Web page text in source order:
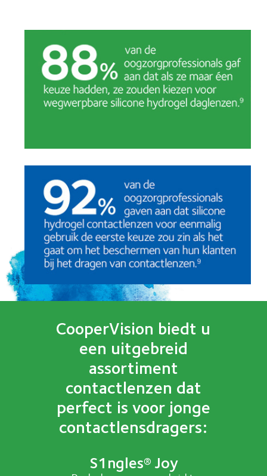
CooperVision biedt u
een uitgebreid
assortiment
contactlenzen dat
perfect is voor jonge
contactlensdragers:
S1ngles® Joy